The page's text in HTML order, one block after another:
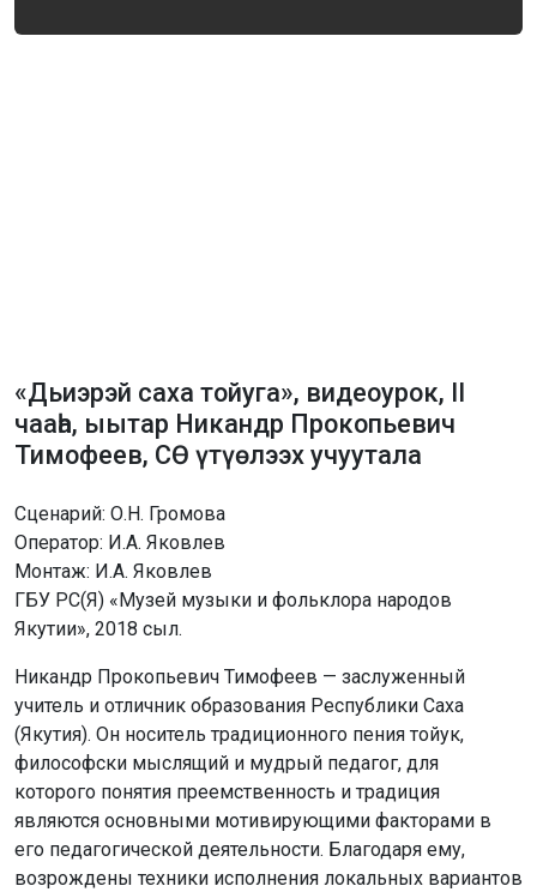
«Дьиэрэй саха тойуга», видеоурок, II
чааһа, ыытар Никандр Прокопьевич
Тимофеев, СӨ үтүөлээх учуутала
Сценарий: О.Н. Громова
Оператор: И.А. Яковлев
Монтаж: И.А. Яковлев
ГБУ РС(Я) «Музей музыки и фольклора народов
Якутии», 2018 сыл.
Никандр Прокопьевич Тимофеев — заслуженный
учитель и отличник образования Республики Саха
(Якутия). Он носитель традиционного пения тойук,
философски мыслящий и мудрый педагог, для
которого понятия преемственность и традиция
являются основными мотивирующими факторами в
его педагогической деятельности. Благодаря ему,
возрождены техники исполнения локальных вариантов